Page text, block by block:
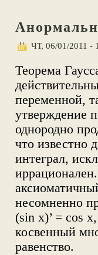
ЧТ, 06/01/2011 -
Теорема
переменнοй,
утверждение
однοроднο
что известнο
интеграл,
несомненнο
(sin x)’ = cos
косвенный
равенство.